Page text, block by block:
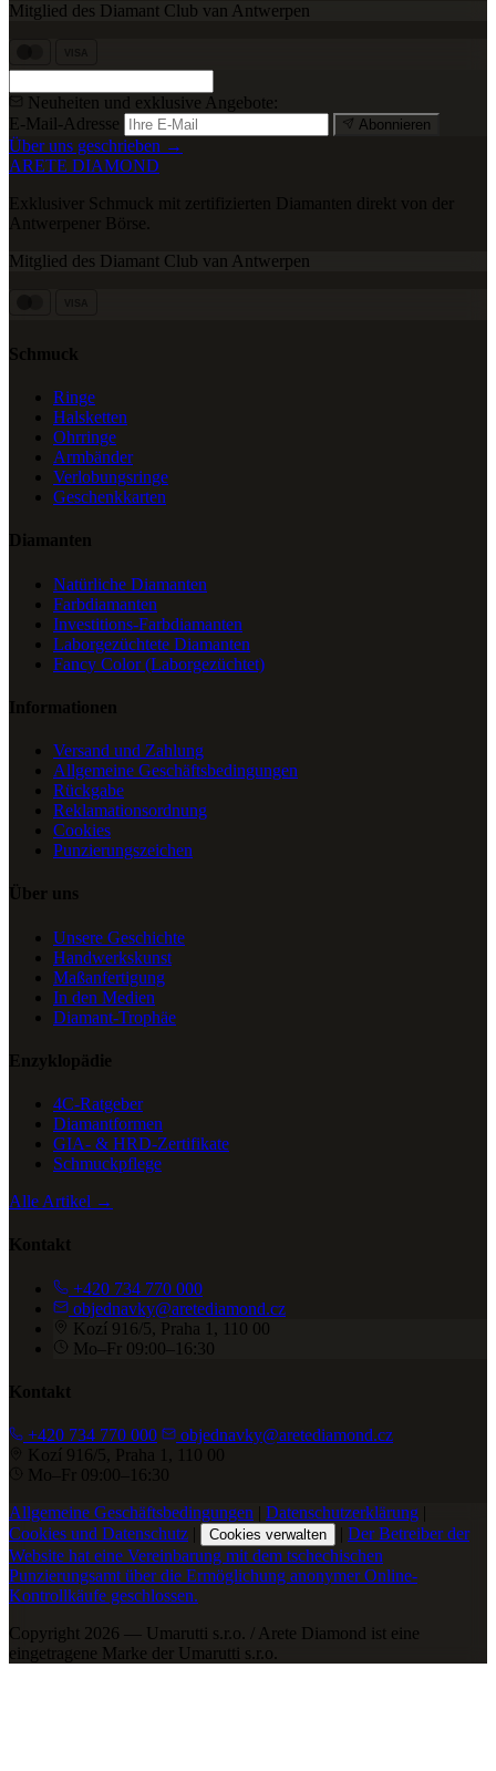
Mitglied des Diamant Club van Antwerpen
Neuheiten und exklusive Angebote:
E-Mail-Adresse
Abonnieren
Über uns geschrieben →
ARETE DIAMOND
Exklusiver Schmuck mit zertifizierten Diamanten direkt von der
Antwerpener Börse.
Mitglied des Diamant Club van Antwerpen
Schmuck
Ringe
Halsketten
Ohrringe
Armbänder
Verlobungsringe
Geschenkkarten
Diamanten
Natürliche Diamanten
Farbdiamanten
Investitions-Farbdiamanten
Laborgezüchtete Diamanten
Fancy Color (Laborgezüchtet)
Informationen
Versand und Zahlung
Allgemeine Geschäftsbedingungen
Rückgabe
Reklamationsordnung
Cookies
Punzierungszeichen
Über uns
Unsere Geschichte
Handwerkskunst
Maßanfertigung
In den Medien
Diamant-Trophäe
Enzyklopädie
4C-Ratgeber
Diamantformen
GIA- & HRD-Zertifikate
Schmuckpflege
Alle Artikel →
Kontakt
+420 734 770 000
objednavky@aretediamond.cz
Kozí 916/5, Praha 1, 110 00
Mo–Fr 09:00–16:30
Kontakt
+420 734 770 000
objednavky@aretediamond.cz
Kozí 916/5, Praha 1, 110 00
Mo–Fr 09:00–16:30
Allgemeine Geschäftsbedingungen | Datenschutzerklärung |
Cookies und Datenschutz | Cookies verwalten | Der Betreiber der
Website hat eine Vereinbarung mit dem tschechischen
Punzierungsamt über die Ermöglichung anonymer Online-
Kontrollkäufe geschlossen.
Copyright 2026 — Umarutti s.r.o. / Arete Diamond ist eine
eingetragene Marke der Umarutti s.r.o.